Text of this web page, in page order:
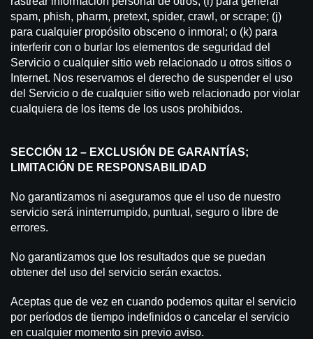
spam, phish, pharm, pretext, spider, crawl, or scrape; (j)
para cualquier propósito obsceno o inmoral; o (k) para
interferir con o burlar los elementos de seguridad del
Servicio o cualquier sitio web relacionado u otros sitios o
Internet. Nos reservamos el derecho de suspender el uso
del Servicio o de cualquier sitio web relacionado por violar
cualquiera de los items de los usos prohibidos.
SECCIÓN 12 – EXCLUSIÓN DE GARANTÍAS;
LIMITACIÓN DE RESPONSABILIDAD
No garantizamos ni aseguramos que el uso de nuestro
servicio será ininterrumpido, puntual, seguro o libre de
errores.
No garantizamos que los resultados que se puedan
obtener del uso del servicio serán exactos.
Aceptas que de vez en cuando podemos quitar el servicio
por períodos de tiempo indefinidos o cancelar el servicio
en cualquier momento sin previo aviso.